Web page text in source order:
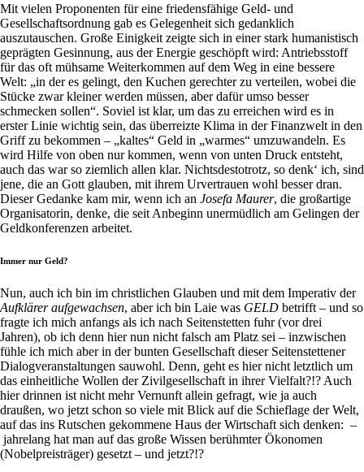
Mit vielen Proponenten für eine friedensfähige Geld- und
Gesellschaftsordnung gab es Gelegenheit sich gedanklich
auszutauschen. Große Einigkeit zeigte sich in einer stark humanistisch
geprägten Gesinnung, aus der Energie geschöpft wird: Antriebsstoff
für das oft mühsame Weiterkommen auf dem Weg in eine bessere
Welt: „in der es gelingt, den Kuchen gerechter zu verteilen, wobei die
Stücke zwar kleiner werden müssen, aber dafür umso besser
schmecken sollen“. Soviel ist klar, um das zu erreichen wird es in
erster Linie wichtig sein, das überreizte Klima in der Finanzwelt in den
Griff zu bekommen – „kaltes“ Geld in „warmes“ umzuwandeln. Es
wird Hilfe von oben nur kommen, wenn von unten Druck entsteht,
auch das war so ziemlich allen klar. Nichtsdestotrotz, so denk‘ ich, sind
jene, die an Gott glauben, mit ihrem Urvertrauen wohl besser dran.
Dieser Gedanke kam mir, wenn ich an Josefa Maurer, die großartige
Organisatorin, denke, die seit Anbeginn unermüdlich am Gelingen der
Geldkonferenzen arbeitet.
Immer nur Geld?
Nun, auch ich bin im christlichen Glauben und mit dem Imperativ der
Aufklärer aufgewachsen, aber ich bin Laie was GELD betrifft – und so
fragte ich mich anfangs als ich nach Seitenstetten fuhr (vor drei
Jahren), ob ich denn hier nun nicht falsch am Platz sei – inzwischen
fühle ich mich aber in der bunten Gesellschaft dieser Seitenstettener
Dialogveranstaltungen sauwohl. Denn, geht es hier nicht letztlich um
das einheitliche Wollen der Zivilgesellschaft in ihrer Vielfalt?!? Auch
hier drinnen ist nicht mehr Vernunft allein gefragt, wie ja auch
draußen, wo jetzt schon so viele mit Blick auf die Schieflage der Welt,
auf das ins Rutschen gekommene Haus der Wirtschaft sich denken: –
jahrelang hat man auf das große Wissen berühmter Ökonomen
(Nobelpreisträger) gesetzt – und jetzt?!?